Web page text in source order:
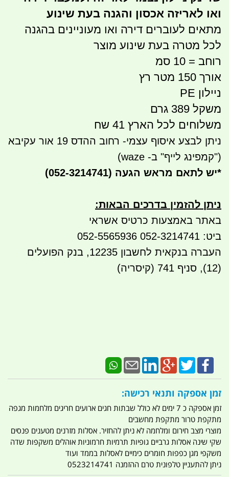
ואו לאריזה אכסון והגנה בעת שינוע
מתאים לעוברים דירה ואו מעוניינים בהגנה
לכל מטרה בעת שינוע מוצר
רוחב = 10 סמ
אורך 150 מטר רץ
ניילון PE
משקל 389 גרם
משלוחים לכל הארץ 41 שח
ניתן לבצע איסוף עצמי- רחוב ההדס 19 אור עקיבא
("קמפינג לייף" ב- waze)
*יש לתאם מראש הגעה (052-3214741)
ניתן להזמין בדרכים הבאות:
באתר באמצעות כרטיס אשראי
ביט: 052-3214741 052-5565936
העברה בנקאית לחשבון 12235, בנק הפועלים
(12), סניף 741 (קיסריה)
זמן אספקה ותנאי רכישה:
זמן אספקה כ 7 ימים לא כולל שבתות חגים ארועים חריגים מלחמות מגפה
מתקפת טרור מתקפת מחשבים
מוצרי מצב חירום ומלחמה לא ניתן להחזיר. אסלות מזרנים מטענים פנסים
שקי שינה אסלות גרביים גופיות תרמיות חרמוניות אוהלים משקפות שדה
משקפי מגן כפפות חומרים כימיים לאסלות בממד ועוד
ניתן להתעניין טלפונית טרם ההזמנה 0523214741